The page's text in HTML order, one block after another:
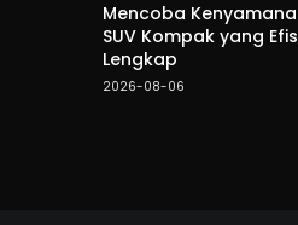
Mencoba
SUV Kompak yang
Lengkap
2026-08-06